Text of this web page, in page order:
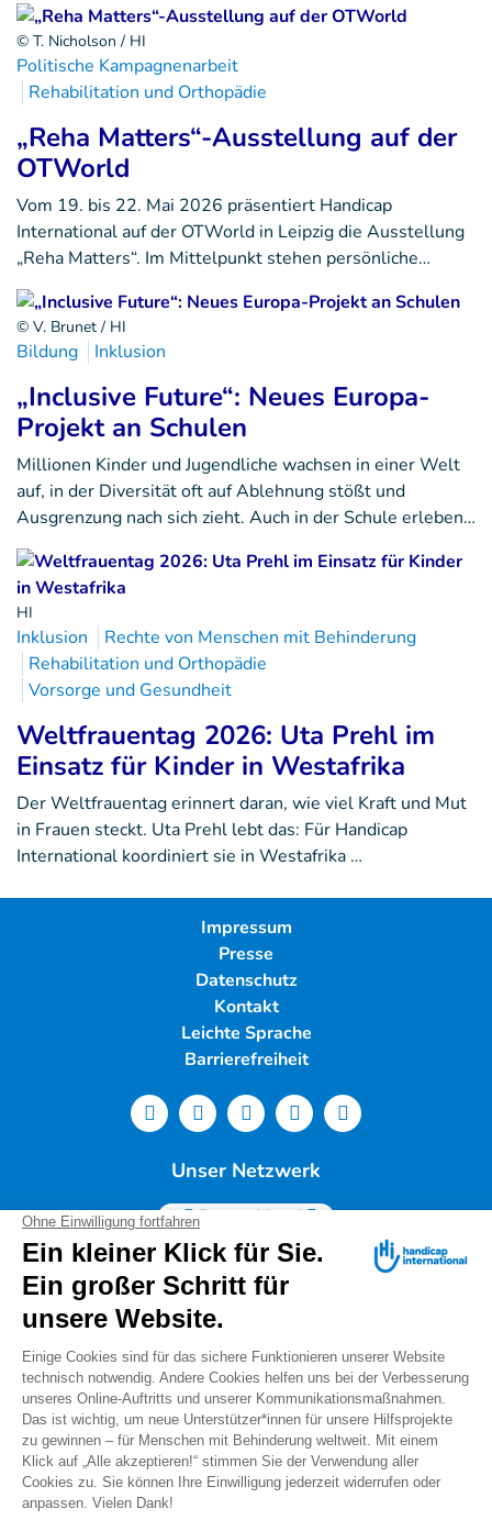
© T. Nicholson / HI
Politische Kampagnenarbeit
Rehabilitation und Orthopädie
„Reha Matters“-Ausstellung auf der
OTWorld
Vom 19. bis 22. Mai 2026 präsentiert Handicap
International auf der OTWorld in Leipzig die Ausstellung
„Reha Matters“. Im Mittelpunkt stehen persönliche…
© V. Brunet / HI
Bildung Inklusion
„Inclusive Future“: Neues Europa-
Projekt an Schulen
Millionen Kinder und Jugendliche wachsen in einer Welt
auf, in der Diversität oft auf Ablehnung stößt und
Ausgrenzung nach sich zieht. Auch in der Schule erleben…
HI
Inklusion
Rechte von Menschen mit Behinderung
Rehabilitation und Orthopädie
Vorsorge und Gesundheit
Weltfrauentag 2026: Uta Prehl im
Einsatz für Kinder in Westafrika
Der Weltfrauentag erinnert daran, wie viel Kraft und Mut
in Frauen steckt. Uta Prehl lebt das: Für Handicap
International koordiniert sie in Westafrika …
Impressum
Presse
Datenschutz
Kontakt
Leichte Sprache
Barrierefreiheit
Unser Netzwerk
Deutschland
Handicap International e.V. | Lindwurmstr. 101 | 80337
München |
Tel.: 089/54 76 06 0 |
Spendenservice: Tel.: 089/54 76 06 17 (Mo-Do 9:00 –
14:00 Uhr) Ispenden@deutschland.hi.org
Handicap International e.V. ist beim Finanzamt
München als gemeinnützig und mildtätig anerkannt.
Spenden können steuerlich geltend gemacht werden.